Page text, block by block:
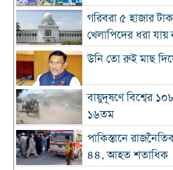
গরিবরা ৫ হাজার
খেলাপিদের ধরা যায়
উনি তো রুই মাছ
বায়ুদূষণে বিশ্বের
১৬তম
পাকিস্তানে
৪৪, আহত শতাধিক